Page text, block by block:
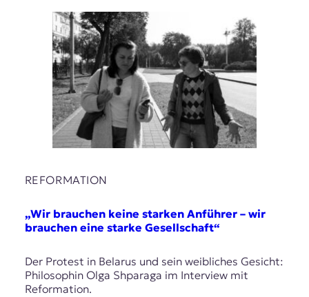
REFORMATION
„Wir brauchen keine starken Anführer – wir
brauchen eine starke Gesellschaft“
Der Protest in Belarus und sein weibliches Gesicht:
Philosophin Olga Shparaga im Interview mit
Reformation.